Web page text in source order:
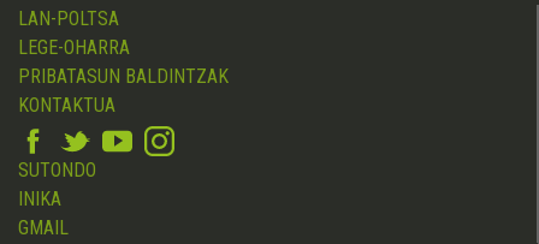
LAN-POLTSA
LEGE-OHARRA
PRIBATASUN BALDINTZAK
KONTAKTUA
SUTONDO
INIKA
GMAIL